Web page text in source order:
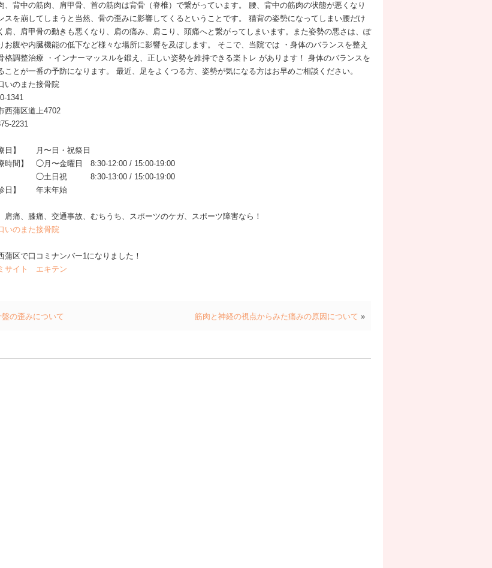
、背中の筋肉、肩甲骨、首の筋肉は背骨（脊椎）で繋がっています。 腰、背中の筋肉の状態が悪くなり
スを崩してしまうと当然、骨の歪みに影響してくるということです。 猫背の姿勢になってしまい腰だけ
肩、肩甲骨の動きも悪くなり、肩の痛み、肩こり、頭痛へと繋がってしまいます。また姿勢の悪さは、ぽ
お腹や内臓機能の低下など様々な場所に影響を及ぼします。 そこで、当院では ・身体のバランスを整え
格調整治療 ・インナーマッスルを鍛え、正しい姿勢を維持できる楽トレ があります！ 身体のバランスを
ことが一番の予防になります。 最近、足をよくつる方、姿勢が気になる方はお早めご相談ください。
いのまた接骨院
1341
西蒲区道上4702
2231
療日】 月〜日・祝祭日
療時間】 ◯月〜金曜日 8:30-12:00 / 15:00-19:00
日祝 8:30-13:00 / 15:00-19:00
診日】 年末年始
肩痛、膝痛、交通事故、むちうち、スポーツのケガ、スポーツ障害なら！
いのまた接骨院
蒲区で口コミナンバー1になりました！
サイト エキテン
筋肉と神経の視点からみた痛みの原因について »
盤の歪みについて